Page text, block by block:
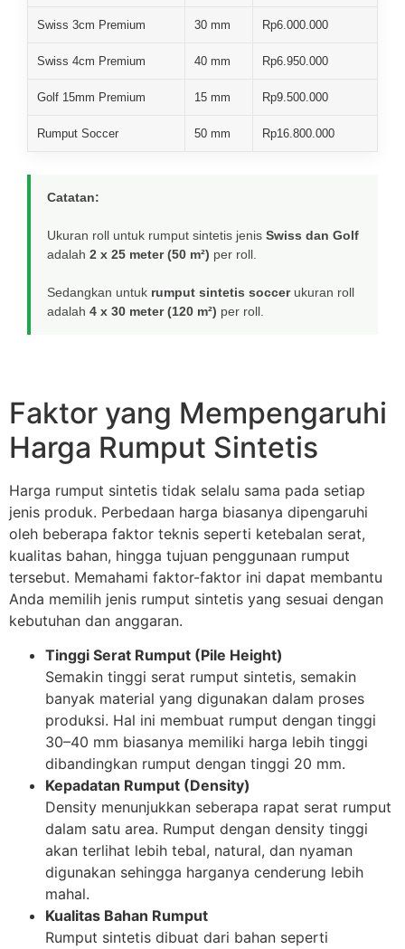
Swiss 3cm Premium 30 mm Rp6.000.000
Swiss 4cm Premium 40 mm Rp6.950.000
Golf 15mm Premium 15 mm Rp9.500.000
Rumput Soccer 50 mm Rp16.800.000
Catatan:
Ukuran roll untuk rumput sintetis jenis Swiss dan Golf
adalah 2 x 25 meter (50 m²) per roll.
Sedangkan untuk rumput sintetis soccerukuran roll
adalah 4 x 30 meter (120 m²) per roll.
Faktor yang Mempengaruhi
Harga Rumput Sintetis
Harga rumput sintetis tidak selalu sama pada setiap
jenis produk. Perbedaan harga biasanya dipengaruhi
oleh beberapa faktor teknis seperti ketebalan serat,
kualitas bahan, hingga tujuan penggunaan rumput
tersebut. Memahami faktor-faktor ini dapat membantu
Anda memilih jenis rumput sintetis yang sesuai dengan
kebutuhan dan anggaran.
Tinggi Serat Rumput (Pile Height)
Semakin tinggi serat rumput sintetis, semakin
banyak material yang digunakan dalam proses
produksi. Hal ini membuat rumput dengan tinggi
30–40 mm biasanya memiliki harga lebih tinggi
dibandingkan rumput dengan tinggi 20 mm.
Kepadatan Rumput (Density)
Density menunjukkan seberapa rapat serat rumput
dalam satu area. Rumput dengan density tinggi
akan terlihat lebih tebal, natural, dan nyaman
digunakan sehingga harganya cenderung lebih
mahal.
Kualitas Bahan Rumput
Rumput sintetis dibuat dari bahan seperti